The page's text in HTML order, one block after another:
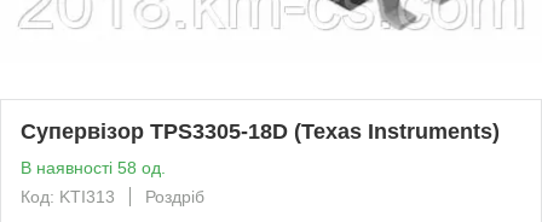
Супервізор TPS3305-18D (Texas Instruments)
В наявності 58 од.
Код: KTI313
Роздріб